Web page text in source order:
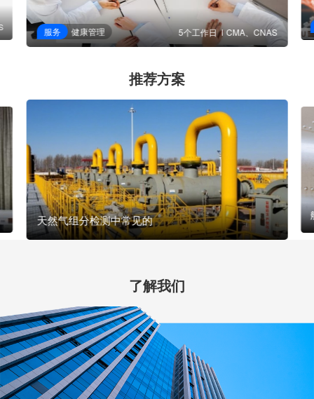
服务 健康管理 5个工作日 CMA、CNAS
推荐方案
天然气组分检测中常见的
了解我们